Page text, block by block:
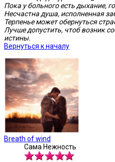
Пока у больного есть дыхание,
Несчастна душа, исполненная
Терпенье может обернуться
Лучше допустить, чтоб возник
истины.
Вернуться к началу
Breath of wind
Сама Нежность